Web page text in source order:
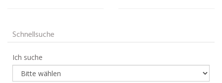
Schnellsuche
Ich suche